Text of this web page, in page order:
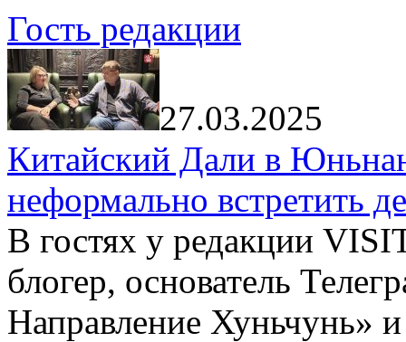
Гость редакции
27.03.2025
Китайский Дали в
неформально встретить
В гостях у редакции
блогер, основатель
Направление Хуньчунь»